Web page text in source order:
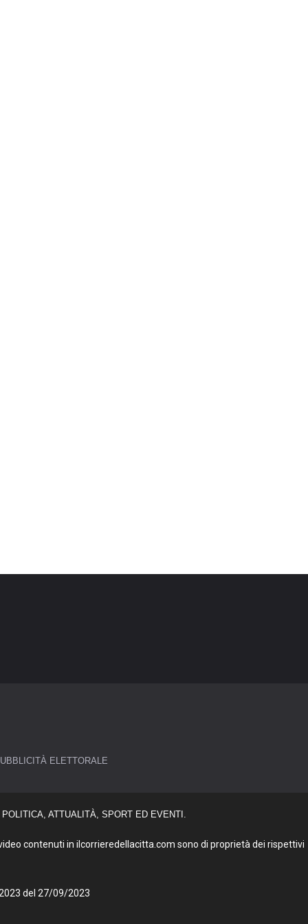
ELETTORALE
ATTUALITÀ, SPORT ED EVENTI.
contenuti in ilcorrieredellacitta.com sono di proprietà dei rispettivi
del 27/09/2023